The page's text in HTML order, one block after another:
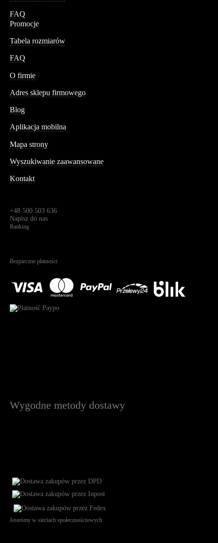
FAQ
Promocje
Tabela rozmiarów
FAQ
O firmie
Adres sklepu firmowego
Blog
Aplikacja mobilna
Mapa strony
Wyszukiwanie zaawansowane
Kontakt
+48 500 503 636
Napisz do nas
Ranking
Bezpieczne płatności
Wygodne metody dostawy
Jesteśmy w sieciach społecznościowych